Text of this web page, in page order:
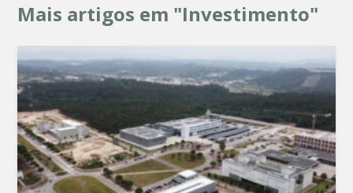
Mais artigos em "Investimento"